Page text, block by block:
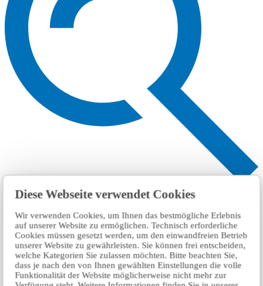
Diese Webseite verwendet Cookies
Wir verwenden Cookies, um Ihnen das bestmögliche Erlebnis
auf unserer Website zu ermöglichen. Technisch erforderliche
Cookies müssen gesetzt werden, um den einwandfreien Betrieb
unserer Website zu gewährleisten. Sie können frei entscheiden,
welche Kategorien Sie zulassen möchten. Bitte beachten Sie,
dass je nach den von Ihnen gewählten Einstellungen die volle
Funktionalität der Website möglicherweise nicht mehr zur
搜索